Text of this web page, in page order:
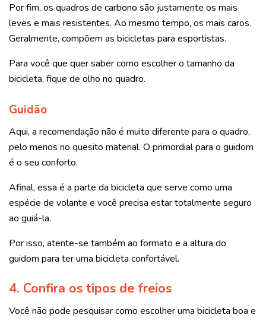
Por fim, os quadros de carbono são justamente os mais
leves e mais resistentes. Ao mesmo tempo, os mais caros.
Geralmente, compõem as bicicletas para esportistas.
Para você que quer saber como escolher o tamanho da
bicicleta, fique de olho no quadro.
Guidão
Aqui, a recomendação não é muito diferente para o quadro,
pelo menos no quesito material. O primordial para o guidom
é o seu conforto.
Afinal, essa é a parte da bicicleta que serve como uma
espécie de volante e você precisa estar totalmente seguro
ao guiá-la.
Por isso, atente-se também ao formato e a altura do
guidom para ter uma bicicleta confortável.
4. Confira os tipos de freios
Você não pode pesquisar como escolher uma bicicleta boa e